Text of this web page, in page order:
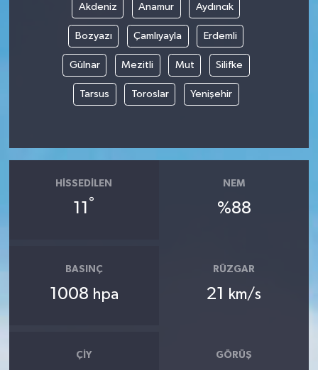
Akdeniz Anamur Aydıncık
Bozyazı Çamlıyayla Erdemli
Gülnar Mezitli Mut Silifke
Tarsus Toroslar Yenişehir
HISSEDILEN
11 °
NEM
%88
BASINÇ
1008 hpa
RÜZGAR
21 km/s
ÇIY GÖRÜŞ